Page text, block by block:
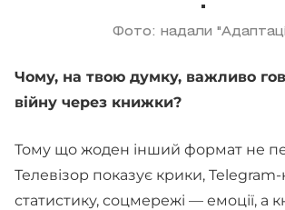
Фото: надали
Чому, на твою думку, важливо
війну через книжки?
Тому що жоден інший формат не
Телевізор показує крики,
статистику, соцмережі — емоції, а